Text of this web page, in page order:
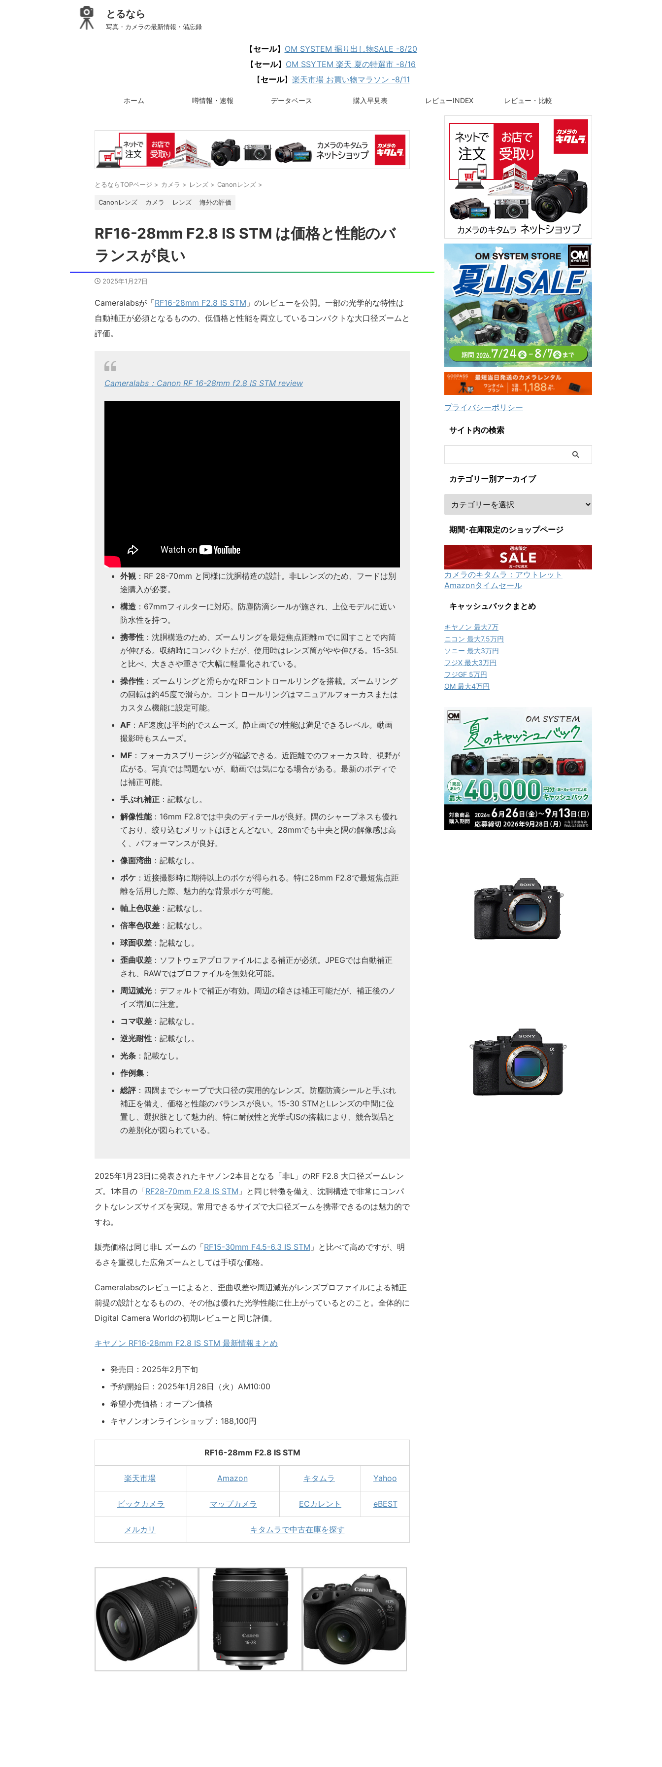
とるなら
写真・カメラの最新情報・備忘録
【セール】 OM SYSTEM 掘り出し物SALE -8/20
【セール】 OM SSYTEM 楽天 夏の特選市 -8/16
【セール】 楽天市場 お買い物マラソン -8/11
ホーム 噂情報・速報 データベース 購入早見表 レビューINDEX レビュー・比較
とるならTOPページ > カメラ > レンズ > Canonレンズ >
Canonレンズ カメラ レンズ 海外の評価
RF16-28mm F2.8 IS STM は価格と性能のバ
ランスが良い
2025年1月27日
Cameralabsが「RF16-28mm F2.8 IS STM 」のレビューを公開。一部の光学的な特性は
自動補正が必須となるものの、低価格と性能を両立しているコンパクトな大口径ズームと
評価。
Cameralabs：Canon RF 16-28mm f2.8 IS STM review
外観：RF 28-70mm と同様に沈胴構造の設計。非Lレンズのため、フードは別
途購入が必要。
構造 ：67mmフィルターに対応。防塵防滴シールが施され、上位モデルに近い
防水性を持つ。
携帯性 ：沈胴構造のため、ズームリングを最短焦点距離ｍでに回すことで内筒
が伸びる。収納時にコンパクトだが、使用時はレンズ筒がやや伸びる。15-35L
と比べ、大きさや重さで大幅に軽量化されている。
操作性 ：ズームリングと滑らかなRFコントロールリングを搭載。ズームリング
の回転は約45度で滑らか。コントロールリングはマニュアルフォーカスまたは
カスタム機能に設定可能。
AF ：AF速度は平均的でスムーズ。静止画での性能は満足できるレベル。動画
撮影時もスムーズ。
MF ：フォーカスブリージングが確認できる。近距離でのフォーカス時、視野が
広がる。写真では問題ないが、動画では気になる場合がある。最新のボディで
は補正可能。
手ぶれ補正 ：記載なし。
解像性能：16mm F2.8では中央のディテールが良好。隅のシャープネスも優れ
ており、絞り込むメリットはほとんどない。28mmでも中央と隅の解像感は高
く、パフォーマンスが良好。
像面湾曲 ：記載なし。
ボケ ：近接撮影時に期待以上のボケが得られる。特に28mm F2.8で最短焦点距
離を活用した際、魅力的な背景ボケが可能。
軸上色収差 ：記載なし。
倍率色収差 ：記載なし。
球面収差 ：記載なし。
歪曲収差 ：ソフトウェアプロファイルによる補正が必須。JPEGでは自動補正
され、RAWではプロファイルを無効化可能。
周辺減光 ：デフォルトで補正が有効。周辺の暗さは補正可能だが、補正後のノ
イズ増加に注意。
コマ収差 ：記載なし。
逆光耐性 ：記載なし。
光条 ：記載なし。
作例集 ：
総評 ：四隅までシャープで大口径の実用的なレンズ。防塵防滴シールと手ぶれ
補正を備え、価格と性能のバランスが良い。15-30 STMとLレンズの中間に位
置し、選択肢として魅力的。特に耐候性と光学式ISの搭載により、競合製品と
の差別化が図られている。
2025年1月23日に発表されたキヤノン2本目となる「非L」のRF F2.8 大口径ズームレン
ズ。1本目の「RF28-70mm F2.8 IS STM 」と同じ特徴を備え、沈胴構造で非常にコンパ
クトなレンズサイズを実現。常用できるサイズで大口径ズームを携帯できるのは魅力的で
すね。
販売価格は同じ非L ズームの「RF15-30mm F4.5-6.3 IS STM 」と比べて高めですが、明
るさを重視した広角ズームとしては手頃な価格。
Cameralabsのレビューによると、歪曲収差や周辺減光がレンズプロファイルによる補正
前提の設計となるものの、その他は優れた光学性能に仕上がっているとのこと。全体的に
Digital Camera Worldの初期レビューと同じ評価。
キヤノン RF16-28mm F2.8 IS STM 最新情報まとめ
発売日：2025年2月下旬
予約開始日：2025年1月28日（火）AM10:00
希望小売価格：オープン価格
キヤノンオンラインショップ：188,100円
RF16-28mm F2.8 IS STM
楽天市場 Amazon キタムラ Yahoo
ビックカメラ マップカメラ ECカレント eBEST
メルカリ キタムラで中古在庫を探す
プライバシーポリシー
サイト内の検索
カテゴリー別アーカイブ
期間･在庫限定のショップページ
カメラのキタムラ：アウトレット
Amazonタイムセール
キャッシュバックまとめ
キヤノン 最大7万
ニコン 最大7.5万円
ソニー 最大3万円
フジX 最大3万円
フジGF 5万円
OM 最大4万円